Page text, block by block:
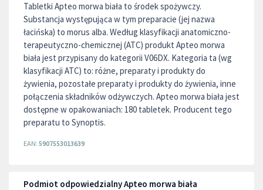
Tabletki Apteo morwa biała to środek spożywczy.
Substancja występująca w tym preparacie (jej nazwa
łacińska) to morus alba. Według klasyfikacji anatomiczno-
terapeutyczno-chemicznej (ATC) produkt Apteo morwa
biała jest przypisany do kategorii V06DX. Kategoria ta (wg
klasyfikacji ATC) to: różne, preparaty i produkty do
żywienia, pozostałe preparaty i produkty do żywienia, inne
połączenia składników odżywczych. Apteo morwa biała jest
dostępne w opakowaniach: 180 tabletek. Producent tego
preparatu to Synoptis.
EAN: 5907553013639
Podmiot odpowiedzialny Apteo morwa biała